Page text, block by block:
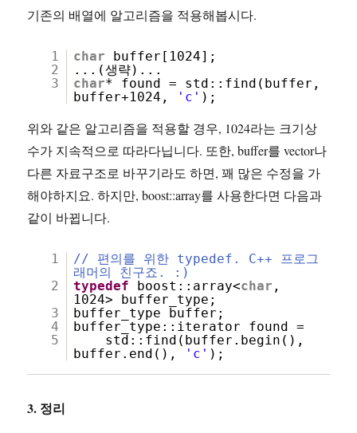
기존의 배열에 알고리즘을 적용해봅시다.
1 char
buffer[1024];
2
...(생략)...
3
char* found = std::find(buffer,
buffer+1024,
'c' );
위와 같은 알고리즘을 적용할 경우, 1024라는 크기상
수가 지속적으로 따라다닙니다. 또한, buffer를 vector나
다른 자료구조로 바꾸기라도 하면, 꽤 많은 수정을 가
해야하지요. 하지만, boost::array를 사용한다면 다음과
같이 바뀝니다.
1
// 편의를 위한 typedef. C++ 프로그
래머의 친구죠. :)
2
typedef boost::array<char ,
1024> buffer_type;
3
buffer_type buffer;
4
buffer_type::iterator found =
5
std::find(buffer.begin(),
buffer.end(),
'c' );
3. 정리